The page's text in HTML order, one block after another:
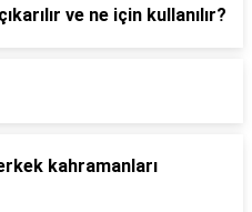
ve ne için kullanılır?
kahramanları